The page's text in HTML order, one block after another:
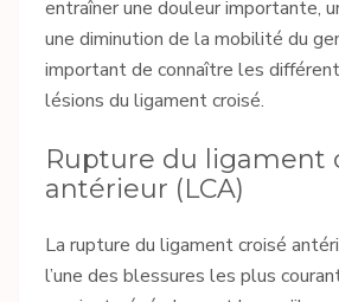
entraîner une douleur importante,
une diminution de la mobilité du
important de connaître les
lésions du ligament croisé.
Rupture du ligament
antérieur (LCA)
La rupture du ligament croisé
l’une des blessures les plus